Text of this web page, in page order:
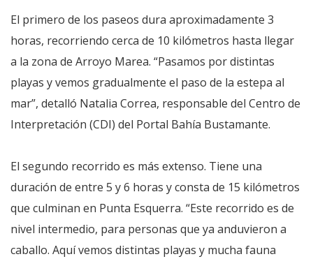
El primero de los paseos dura aproximadamente 3
horas, recorriendo cerca de 10 kilómetros hasta llegar
a la zona de Arroyo Marea. “Pasamos por distintas
playas y vemos gradualmente el paso de la estepa al
mar”, detalló Natalia Correa, responsable del Centro de
Interpretación (CDI) del Portal Bahía Bustamante.
El segundo recorrido es más extenso. Tiene una
duración de entre 5 y 6 horas y consta de 15 kilómetros
que culminan en Punta Esquerra. “Este recorrido es de
nivel intermedio, para personas que ya anduvieron a
caballo. Aquí vemos distintas playas y mucha fauna